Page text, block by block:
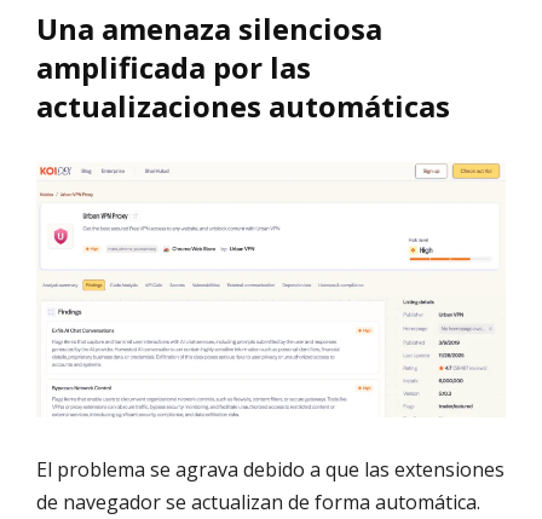
Una amenaza silenciosa
amplificada por las
actualizaciones automáticas
El problema se agrava debido a que las extensiones
de navegador se actualizan de forma automática.